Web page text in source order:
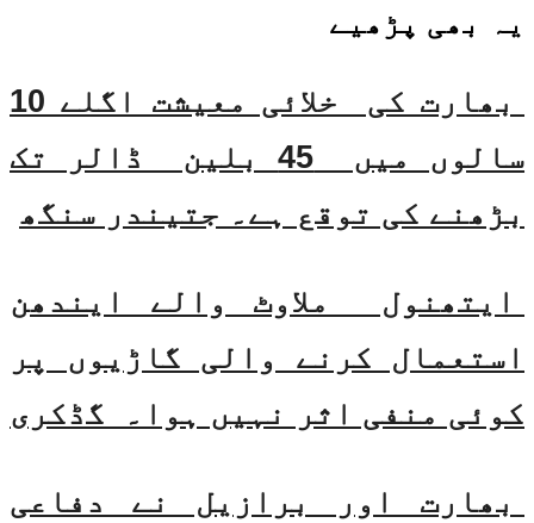
یہ بھی پڑھیے
بھارت کی خلائی معیشت اگلے 10
سالوں میں 45 بلین ڈالر تک
بڑھنے کی توقع ہے۔ جتیندر سنگھ
ایتھنول ملاوٹ والے ایندھن
استعمال کرنے والی گاڑیوں پر
کوئی منفی اثر نہیں ہوا۔ گڈکری
بھارت اور برازیل نے دفاعی